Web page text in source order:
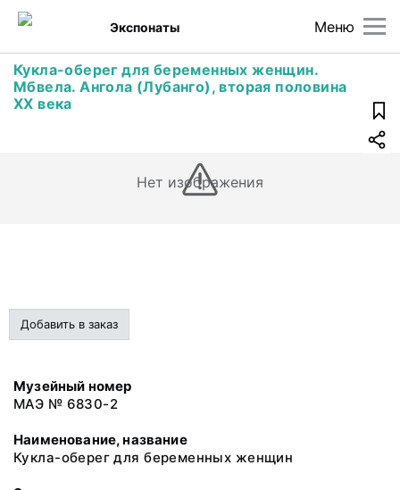
Меню
Экспонаты
Кукла-оберег для беременных женщин.
Мбвела. Ангола (Лубанго), вторая половина
ХХ века
Нет изображения
Добавить в заказ
Музейный номер
МАЭ № 6830-2
Наименование, название
Кукла-оберег для беременных женщин